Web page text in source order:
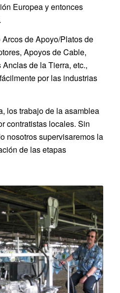
Europea y entonces
de Apoyo/Platos de
Apoyos de Cable,
de la Tierra, etc.,
por las industrias
los trabajo de la asamblea
contratistas locales. Sin
nosotros supervisaremos la
de las etapas